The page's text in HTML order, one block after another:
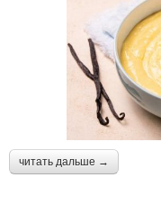
читать дальше →